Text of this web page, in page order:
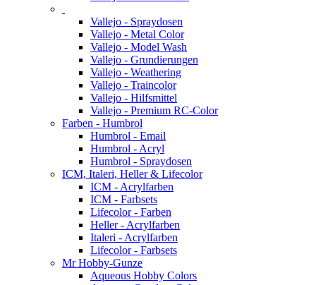
Vallejo - Spraydosen
Vallejo - Metal Color
Vallejo - Model Wash
Vallejo - Grundierungen
Vallejo - Weathering
Vallejo - Traincolor
Vallejo - Hilfsmittel
Vallejo - Premium RC-Color
Farben - Humbrol
Humbrol - Email
Humbrol - Acryl
Humbrol - Spraydosen
ICM, Italeri, Heller & Lifecolor
ICM - Acrylfarben
ICM - Farbsets
Lifecolor - Farben
Heller - Acrylfarben
Italeri - Acrylfarben
Lifecolor - Farbsets
Mr Hobby-Gunze
Aqueous Hobby Colors